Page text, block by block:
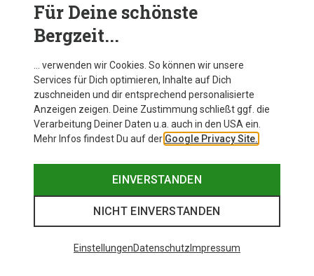
Du sparst 18%
CMP
Damen Altak WP Schuhe
89,95 €
Für Deine schönste
Bergzeit...
… verwenden wir Cookies. So können wir unsere
Services für Dich optimieren, Inhalte auf Dich
zuschneiden und dir entsprechend personalisierte
Anzeigen zeigen. Deine Zustimmung schließt ggf. die
Verarbeitung Deiner Daten u.a. auch in den USA ein.
Mehr Infos findest Du auf der Google Privacy Site.
EINVERSTANDEN
NICHT EINVERSTANDEN
EinstellungenDatenschutz Impressum